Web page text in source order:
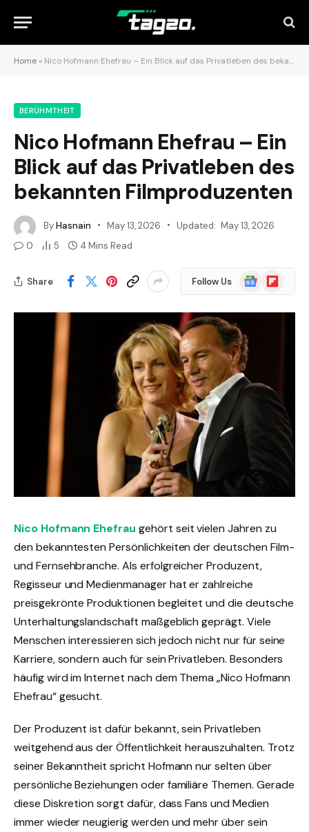
Home » Nico Hofmann Ehefrau – Ein Blick auf das Privatleben des bekannten Filmproduzenten
BERÜHMTHEIT
Nico Hofmann Ehefrau – Ein
Blick auf das Privatleben des
bekannten Filmproduzenten
ByHasnain May 13, 2026 Updated: May 13, 2026
0
5 4 Mins Read
Share Follow Us
Google
News
Flipboard
Nico Hofmann Ehefrau gehört seit vielen Jahren zu
den bekanntesten Persönlichkeiten der deutschen Film-
und Fernsehbranche. Als erfolgreicher Produzent,
Regisseur und Medienmanager hat er zahlreiche
preisgekrönte Produktionen begleitet und die deutsche
Unterhaltungslandschaft maßgeblich geprägt. Viele
Menschen interessieren sich jedoch nicht nur für seine
Karriere, sondern auch für sein Privatleben. Besonders
häufig wird im Internet nach dem Thema „Nico Hofmann
Ehefrau“ gesucht.
Der Produzent ist dafür bekannt, sein Privatleben
weitgehend aus der Öffentlichkeit herauszuhalten. Trotz
seiner Bekanntheit spricht Hofmann nur selten über
persönliche Beziehungen oder familiäre Themen. Gerade
diese Diskretion sorgt dafür, dass Fans und Medien
immer wieder neugierig werden und mehr über sein